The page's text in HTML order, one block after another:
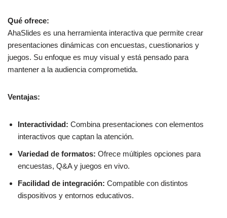
Qué ofrece:
AhaSlides es una herramienta interactiva que permite crear
presentaciones dinámicas con encuestas, cuestionarios y
juegos. Su enfoque es muy visual y está pensado para
mantener a la audiencia comprometida.
Ventajas:
Interactividad: Combina presentaciones con elementos
interactivos que captan la atención.
Variedad de formatos: Ofrece múltiples opciones para
encuestas, Q&A y juegos en vivo.
Facilidad de integración: Compatible con distintos
dispositivos y entornos educativos.